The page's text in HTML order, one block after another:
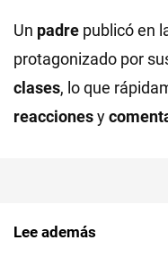
Un padre publicó en
protagonizado por
clases, lo que
reaccionesy
Lee además